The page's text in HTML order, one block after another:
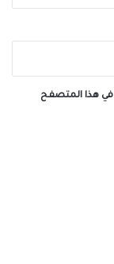
في هذا المتصفح